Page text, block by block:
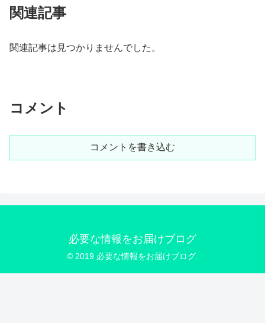
関連記事
関連記事は見つかりませんでした。
コメント
コメントを書き込む
必要な情報をお届けブログ
© 2019 必要な情報をお届けブログ.